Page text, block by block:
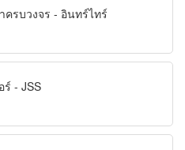
รบวงจร - อินทร์ไทร์
ร์ - JSS